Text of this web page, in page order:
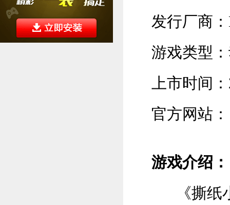
发行厂商
游戏类型
上市时间
官方网站：
游戏介绍：
《撕纸小